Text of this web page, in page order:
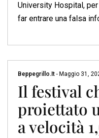
University Hospital,
far entrare una falsa
Beppegrillo.it - Maggio 31,
Il festival
proiettato
a velocità